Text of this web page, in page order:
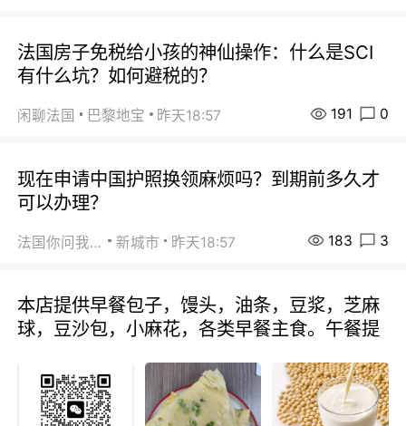
法国房子免税给小孩的神仙操作：什么是SCI
有什么坑？如何避税的？
闲聊法国 巴黎地宝 昨天18:57 191 0
现在申请中国护照换领麻烦吗？到期前多久才
可以办理？
法国你问我答 新城市 昨天18:57 183 3
本店提供早餐包子，馒头，油条，豆浆，芝麻
球，豆沙包，小麻花，各类早餐主食。午餐提